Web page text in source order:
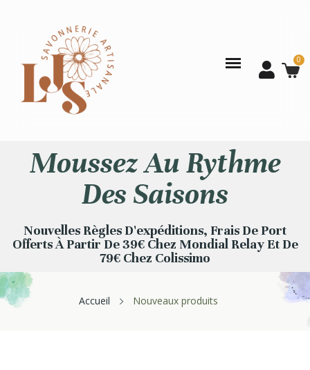
Moussez Au Rythme
Des Saisons
Nouvelles Règles D'expéditions, Frais De Port
Offerts À Partir De 39€ Chez Mondial Relay Et De
79€ Chez Colissimo
Accueil Nouveaux produits